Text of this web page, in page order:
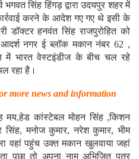
भगवत सिंह हिंगड़ द्वारा उदयपुर शहर में
करने के आदेश गए गए थे इसी के
डॉक्टर हनवंत सिंह राजपुरोहित को
नगर ई ब्लॉक मकान नंबर 62 ,
में भारत वेस्टइंडीज के बीच चल रहे
रहा है।
more news and information
कांस्टेबल मोहन सिंह ,किशन
सिंह, मनोज कुमार, नरेश कुमार, भीम
वहां पहुंच उक्त मकान खुलवाया जहां
पूछा तो अपना नाम अभिजित पुत्र